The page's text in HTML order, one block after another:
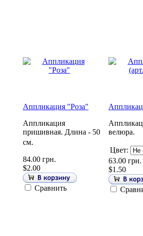
Аппликация "Роза"
Аппликация
пришивная. Длина - 50
см.
84.00 грн.
$2.00
Сравнить
велюра.
Цвет:
63.00 грн.
$1.50